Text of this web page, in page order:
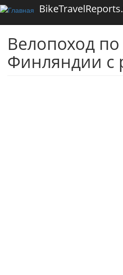
Перейти к основному содержанию
Велопоход
Финляндии с